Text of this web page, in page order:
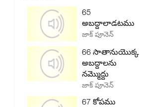
65
అబద్దాలాడటము
జాక్ పూనెన్
66 సాతానుయొక్క
అబద్దాలను
నమ్మొద్దు
జాక్ పూనెన్
67 కోపము